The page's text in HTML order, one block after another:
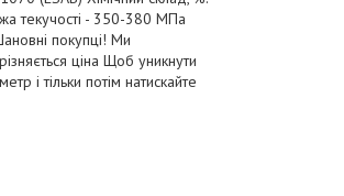
текучості - 350-380 МПа
покупці! Ми
ціна Щоб уникнути
і тільки потім натискайте